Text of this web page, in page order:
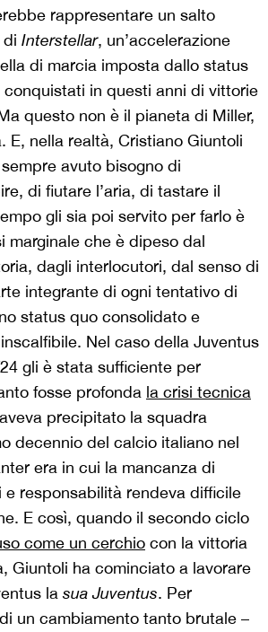
rappresentare un salto
di Interstellar, un’accelerazione
di marcia imposta dallo status
in questi anni di vittorie
questo non è il pianeta di Miller,
E, nella realtà, Cristiano Giuntoli
avuto bisogno di
di fiutare l’aria, di tastare il
gli sia poi servito per farlo è
marginale che è dipeso dal
dagli interlocutori, dal senso di
integrante di ogni tentativo di
status quo consolidato e
Nel caso della Juventus
gli è stata sufficiente per
fosse profonda la crisi tecnica
precipitato la squadra
decennio del calcio italiano nel
era in cui la mancanza di
e responsabilità rendeva difficile
E così, quando il secondo ciclo
come un cerchio con la vittoria
Giuntoli ha cominciato a lavorare
la sua Juventus. Per
un cambiamento tanto brutale –